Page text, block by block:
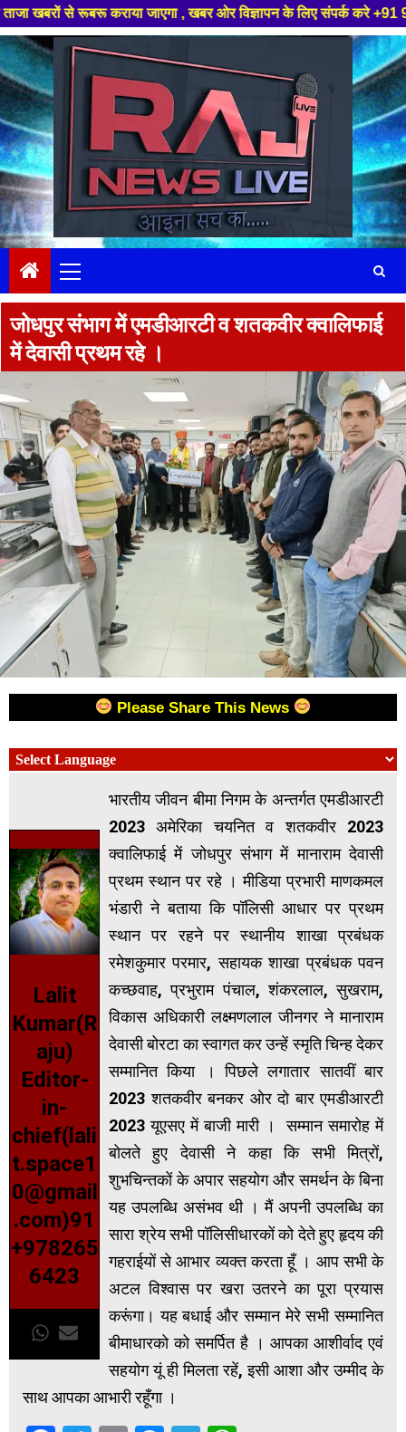
रूबरू कराया जाएगा , खबर ओर विज्ञापन के लिए संपर्क करे +91 97826
Skip
to
content
Menu
जोधपुर संभाग में एमडीआरटी व शतकवीर क्वालिफाई
में देवासी प्रथम रहे ।
Please Share This News
Lalit
Kumar(R
aju)
Editor-
in-
chief(lali
t.space1
0@gmail
.com)91
+978265
6423
भारतीय जीवन बीमा निगम के अन्तर्गत एमडीआरटी
2023 अमेरिका चयनित व शतकवीर 2023
क्वालिफाई में जोधपुर संभाग में मानाराम देवासी
प्रथम स्थान पर रहे । मीडिया प्रभारी माणकमल
भंडारी ने बताया कि पॉलिसी आधार पर प्रथम
स्थान पर रहने पर स्थानीय शाखा प्रबंधक
रमेशकुमार परमार, सहायक शाखा प्रबंधक पवन
कच्छवाह, प्रभुराम पंचाल, शंकरलाल, सुखराम,
विकास अधिकारी लक्ष्मणलाल जीनगर ने मानाराम
देवासी बोरटा का स्वागत कर उन्हें स्मृति चिन्ह देकर
सम्मानित किया । पिछले लगातार सातवीं बार
2023 शतकवीर बनकर ओर दो बार एमडीआरटी
2023 यूएसए में बाजी मारी । सम्मान समारोह में
बोलते हुए देवासी ने कहा कि सभी मित्रों,
शुभचिन्तकों के अपार सहयोग और समर्थन के बिना
यह उपलब्धि असंभव थी । मैं अपनी उपलब्धि का
सारा श्रेय सभी पॉलिसीधारकों को देते हुए हृदय की
गहराईयों से आभार व्यक्त करता हूँ । आप सभी के
अटल विश्वास पर खरा उतरने का पूरा प्रयास
करूंगा। यह बधाई और सम्मान मेरे सभी सम्मानित
बीमाधारको को समर्पित है । आपका आशीर्वाद एवं
सहयोग यूं ही मिलता रहें, इसी आशा और उम्मीद के
साथ आपका आभारी रहूँगा ।